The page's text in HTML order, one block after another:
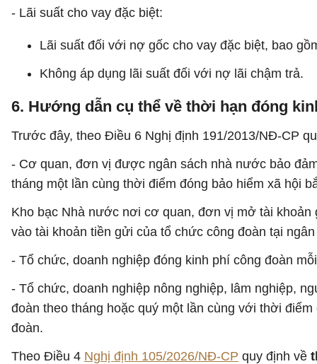
- Lãi suất cho vay đặc biệt:
Lãi suất đối với nợ gốc cho vay đặc biệt, bao
Không áp dụng lãi suất đối với nợ lãi chậm trả.
6. Hướng dẫn cụ thể về thời hạn đóng
Trước đây, theo Điều 6 Nghị định 191/2013/NĐ-CP
- Cơ quan, đơn vị được ngân sách nhà nước bảo
tháng một lần cùng thời điểm đóng bảo hiểm xã hội
Kho bạc Nhà nước nơi cơ quan, đơn vị mở tài
vào tài khoản tiền gửi của tổ chức công đoàn tại
- Tổ chức, doanh nghiệp đóng kinh phí công đoàn
- Tổ chức, doanh nghiệp nông nghiệp, lâm nghiệp,
đoàn theo tháng hoặc quý một lần cùng với thời
đoàn.
Theo Điều 4 Nghị định 105/2026/NĐ-CP quy định về